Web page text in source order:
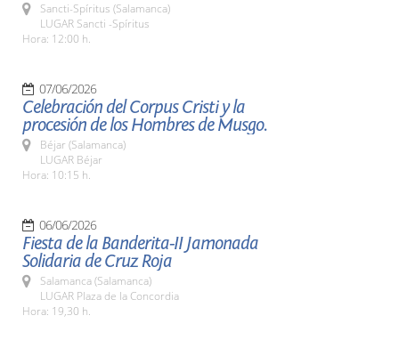
Sancti-Spíritus (Salamanca)
LUGAR Sancti -Spíritus
Hora: 12:00 h.
07/06/2026
Celebración del Corpus Cristi y la
procesión de los Hombres de Musgo.
Béjar (Salamanca)
LUGAR Béjar
Hora: 10:15 h.
06/06/2026
Fiesta de la Banderita-II Jamonada
Solidaria de Cruz Roja
Salamanca (Salamanca)
LUGAR Plaza de la Concordia
Hora: 19,30 h.